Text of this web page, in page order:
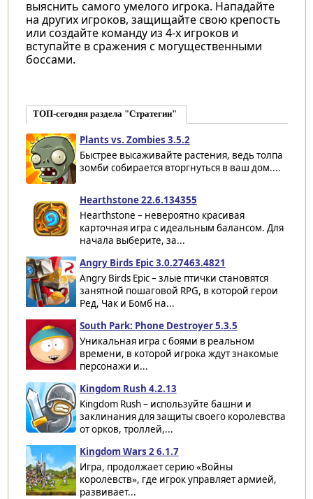
выяснить самого умелого игрока. Нападайте
на других игроков, защищайте свою крепость
или создайте команду из 4-х игроков и
вступайте в сражения с могущественными
боссами.
ТОП-сегодня раздела "Стратегии"
Plants vs. Zombies 3.5.2
Быстрее высаживайте растения, ведь толпа
зомби собирается вторгнуться в ваш дом....
Hearthstone 22.6.134355
Hearthstone – невероятно красивая
карточная игра с идеальным балансом. Для
начала выберите, за...
Angry Birds Epic 3.0.27463.4821
Angry Birds Epic – злые птички становятся
занятной пошаговой RPG, в которой герои
Ред, Чак и Бомб на...
South Park: Phone Destroyer 5.3.5
Уникальная игра с боями в реальном
времени, в которой игрока ждут знакомые
персонажи и...
Kingdom Rush 4.2.13
Kingdom Rush – используйте башни и
заклинания для защиты своего королевства
от орков, троллей,...
Kingdom Wars 2 6.1.7
Игра, продолжает серию «Войны
королевств», где игрок управляет армией,
развивает...